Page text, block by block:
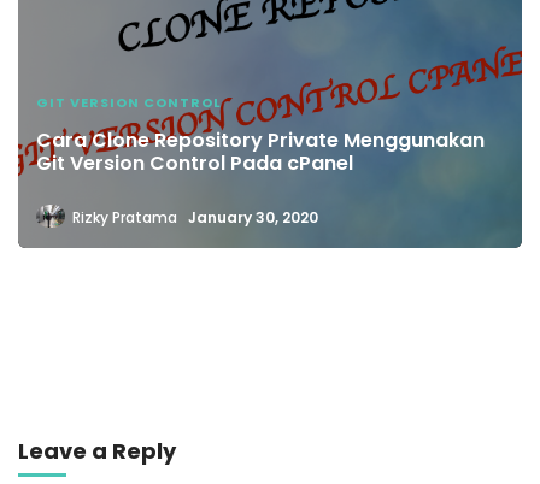
GIT VERSION CONTROL
Cara Clone Repository Private Menggunakan
Git Version Control Pada cPanel
Rizky Pratama January 30, 2020
Leave a Reply